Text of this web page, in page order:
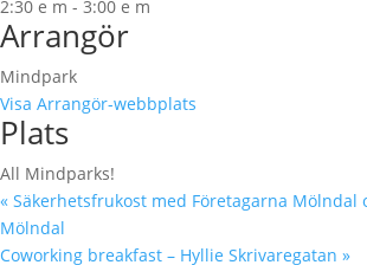
2:30 e m - 3:00 e m
Arrangör
Mindpark
Visa Arrangör-webbplats
Plats
All Mindparks!
« Säkerhetsfrukost med Företagarna Mölndal
Mölndal
Coworking breakfast – Hyllie Skrivaregatan »